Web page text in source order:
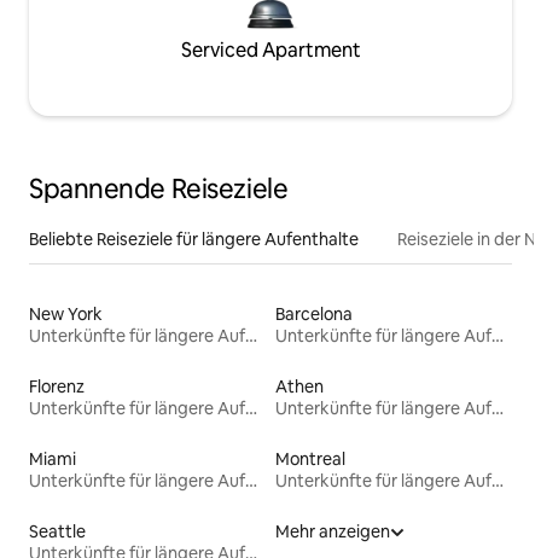
Serviced Apartment
Spannende Reiseziele
Beliebte Reiseziele für längere Aufenthalte Reiseziele in der
New York
Unterkünfte für längere Aufenthalte
Barcelona
Unterkünfte für längere Aufenthalte
Florenz
Unterkünfte für längere Aufenthalte
Athen
Unterkünfte für längere Aufenthalte
Miami
Unterkünfte für längere Aufenthalte
Montreal
Unterkünfte für längere Aufenthalte
Seattle
Unterkünfte für längere Aufenthalte
Mehr anzeigen